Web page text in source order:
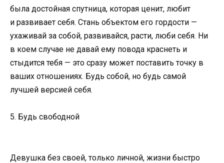
была достойная спутница, которая ценит, любит
и развивает себя. Стань объектом его гордости —
ухаживай за собой, развивайся, расти, люби себя. Ни
в коем случае не давай ему повода краснеть и
стыдится тебя — это сразу может поставить точку в
ваших отношениях. Будь собой, но будь самой
лучшей версией себя.
5. Будь свободной
Девушка без своей, только личной, жизни быстро